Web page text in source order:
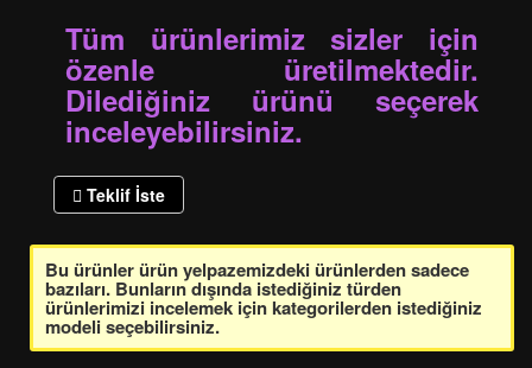
Tüm ürünlerimiz sizler için
özenle üretilmektedir.
Dilediğiniz ürünü seçerek
inceleyebilirsiniz.
Teklif İste
Bu ürünler ürün yelpazemizdeki ürünlerden sadece
bazıları. Bunların dışında istediğiniz türden
ürünlerimizi incelemek için kategorilerden istediğiniz
modeli seçebilirsiniz.